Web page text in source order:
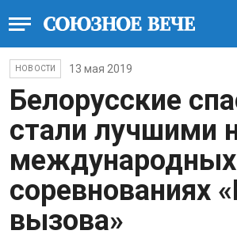
НОВОСТИ 13 мая 2019
Белорусские
стали лучшими
международных
соревнованиях
вызова»